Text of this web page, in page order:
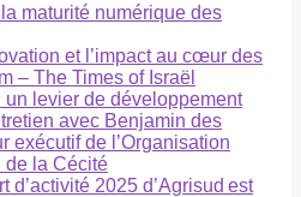
maturité numérique des
et l’impact au cœur des
– The Times of Israël
un levier de développement
avec Benjamin des
exécutif de l’Organisation
de la Cécité
d’activité 2025 d’Agrisud est